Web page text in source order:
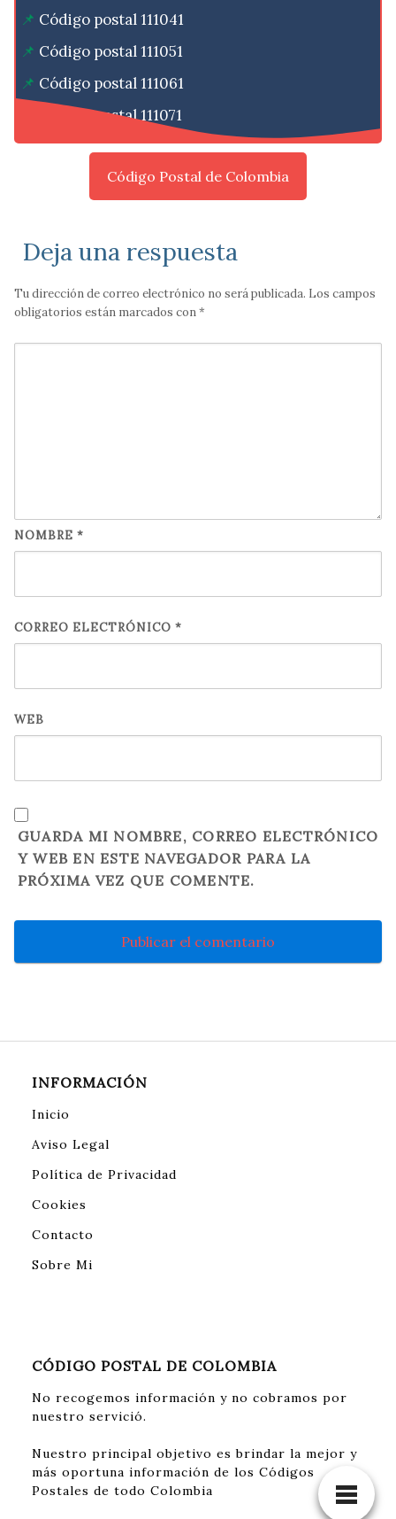
Código postal 111041
Código postal 111051
Código postal 111061
Código postal 111071
Código Postal de Colombia
Deja una respuesta
Tu dirección de correo electrónico no será publicada. Los campos
obligatorios están marcados con*
NOMBRE *
CORREO ELECTRÓNICO *
WEB
GUARDA MI NOMBRE, CORREO ELECTRÓNICO
Y WEB EN ESTE NAVEGADOR PARA LA
PRÓXIMA VEZ QUE COMENTE.
INFORMACIÓN
Inicio
Aviso Legal
Política de Privacidad
Cookies
Contacto
Sobre Mi
CÓDIGO POSTAL DE COLOMBIA
No recogemos información y no cobramos por
nuestro servició.
Nuestro principal objetivo es brindar la mejor y
más oportuna información de los Códigos
Postales de todo Colombia